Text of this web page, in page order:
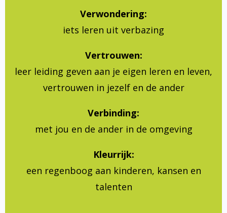
Verwondering:
iets leren uit verbazing
Vertrouwen:
leer leiding geven aan je eigen leren en leven,
vertrouwen in jezelf en de ander
Verbinding:
met jou en de ander in de omgeving
Kleurrijk:
een regenboog aan kinderen, kansen en
talenten